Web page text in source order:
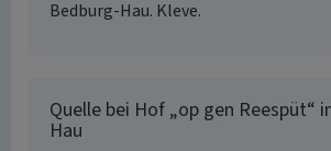
Bedburg-Hau. Kleve.
Quelle bei Hof „op gen Reespüt“
Hau